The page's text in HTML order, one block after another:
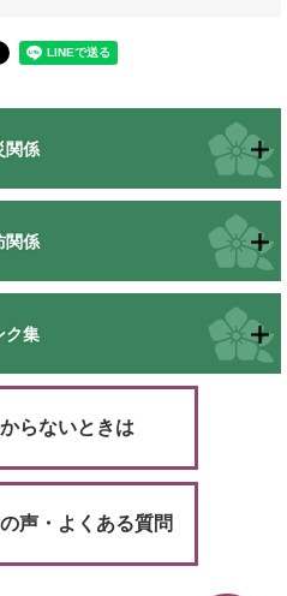
関係
関係
ク集
らないときは
声・よくある質問